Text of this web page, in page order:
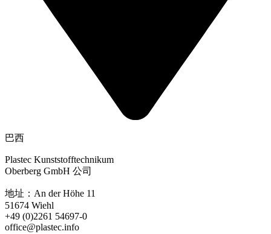
巴西
Plastec Kunststofftechnikum
Oberberg GmbH 公司
地址：An der Höhe 11
51674 Wiehl
+49 (0)2261 54697-0
office@plastec.info